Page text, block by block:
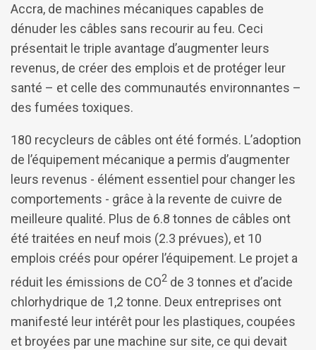
Accra, de machines mécaniques capables de
dénuder les câbles sans recourir au feu. Ceci
présentait le triple avantage d’augmenter leurs
revenus, de créer des emplois et de protéger leur
santé – et celle des communautés environnantes –
des fumées toxiques.
180 recycleurs de câbles ont été formés. L’adoption
de l’équipement mécanique a permis d’augmenter
leurs revenus - élément essentiel pour changer les
comportements - grâce à la revente de cuivre de
meilleure qualité. Plus de 6.8 tonnes de câbles ont
été traitées en neuf mois (2.3 prévues), et 10
emplois créés pour opérer l’équipement. Le projet a
réduit les émissions de CO2 de 3 tonnes et d’acide
chlorhydrique de 1,2 tonne. Deux entreprises ont
manifesté leur intérêt pour les plastiques, coupées
et broyées par une machine sur site, ce qui devait